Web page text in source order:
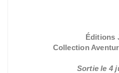
Éditions
Collection
Sortie le 4